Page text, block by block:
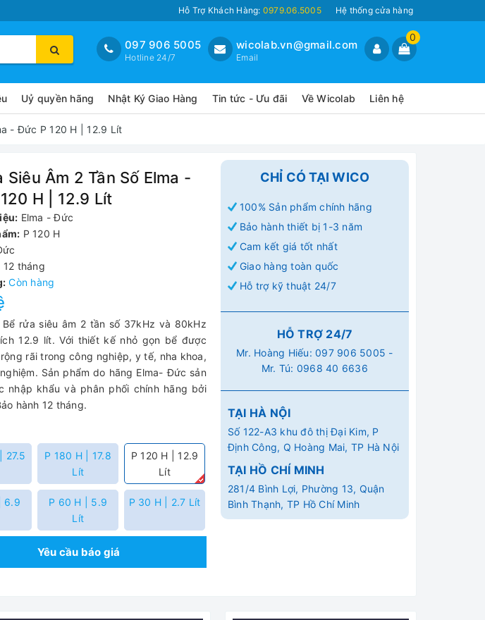
Hỗ Trợ Khách Hàng: 0979.06.5005 Hệ thống cửa hàng
0
wicolab.vn@gmail.com
Email
097 906 5005
Hotline 24/7
Uỷ quyền hãng Nhật Ký Giao Hàng Tin tức - Ưu đãi Về Wicolab Liên hệ
- Đức P 120 H | 12.9 Lít
Siêu Âm 2 Tần Số Elma -
H | 12.9 Lít
Elma - Đức
P 120 H
12 tháng
Còn hàng
Bể rửa siêu âm 2 tần số 37kHz và 80kHz
12.9 lít. Với thiết kế nhỏ gọn bể được
rãi trong công nghiệp, y tế, nha khoa,
Sản phẩm do hãng Elma- Đức sản
nhập khẩu và phân phối chính hãng bởi
hành 12 tháng.
27.5
P 180 H | 17.8
Lít
P 120 H | 12.9
Lít
6.9
P 60 H | 5.9
Lít
P 30 H | 2.7 Lít
Yêu cầu báo giá
CHỈ CÓ TẠI WICO
100% Sản phẩm chính hãng
Bảo hành thiết bị 1-3 năm
Cam kết giá tốt nhất
Giao hàng toàn quốc
Hỗ trợ kỹ thuật 24/7
HỖ TRỢ 24/7
Mr. Hoàng Hiếu:097 906 5005 -
Mr. Tú: 0968 40 6636
TẠI HÀ NỘI
Số 122-A3 khu đô thị Đại Kim, P
Định Công, Q Hoàng Mai, TP Hà Nội
TẠI HỒ CHÍ MINH
281/4 Bình Lợi, Phường 13, Quận
Bình Thạnh, TP Hồ Chí Minh